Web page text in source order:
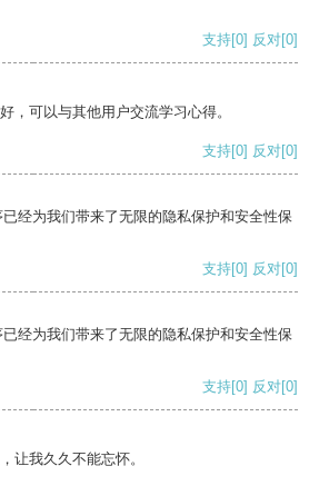
支持[0] 反对[0]
，可以与其他用户交流学习心得。
支持[0] 反对[0]
经为我们带来了无限的隐私保护和安全性保
支持[0] 反对[0]
经为我们带来了无限的隐私保护和安全性保
支持[0] 反对[0]
让我久久不能忘怀。